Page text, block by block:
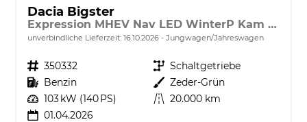
Dacia Bigster
Expression MHEV Nav LED WinterP Kam 17Z
unverbindliche Lieferzeit: 16.10.2026 Jungwagen/Jahreswagen
Fahrzeugnr. 350332 Getriebe Schaltgetriebe
Kraftstoff Benzin Außenfarbe Zeder-Grün
Leistung 103 kW (140 PS) Kilometerstand 20.000 km
01.04.2026